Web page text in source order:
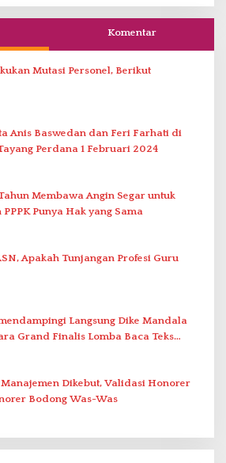
Komentar
Mutasi Personel, Berikut
Anis Baswedan dan Feri Farhati di
Perdana 1 Februari 2024
Membawa Angin Segar untuk
PPPK Punya Hak yang Sama
Apakah Tunjangan Profesi Guru
Grand Finalis Lomba Baca Teks
Bung Karno di Bali
Manajemen Dikebut, Validasi Honorer
Bodong Was-Was